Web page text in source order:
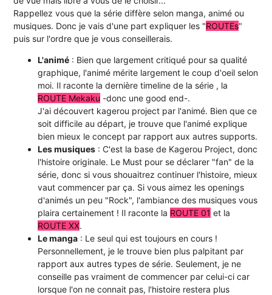
Rappellez vous que la série diffère selon manga, animé ou
musiques. Donc je vais d'une part expliquer les "ROUTEs"
puis sur l'ordre que je vous conseillerais.
L'animé : Bien que largement critiqué pour sa qualité
graphique, l'animé mérite largement le coup d'oeil selon
moi. Il raconte la dernière timeline de la série , la
ROUTE Mekaku -donc une good end-.
J'ai découvert kagerou project par l'animé. Bien que ce
soit difficile au départ, je trouve que l'animé explique
bien mieux le concept par rapport aux autres supports.
Les musiques : C'est la base de Kagerou Project, donc
l'histoire originale. Le Must pour se déclarer "fan" de la
série, donc si vous shouaitrez continuer l'histoire, mieux
vaut commencer par ça. Si vous aimez les openings
d'animés un peu "Rock", l'ambiance des musiques vous
plaira certainement ! Il raconte la ROUTE 01 et la
ROUTE XX.
Le manga : Le seul qui est toujours en cours !
Personnellement, je le trouve bien plus palpitant par
rapport aux autres types de série. Seulement, je ne
conseille pas vraiment de commencer par celui-ci car
lorsque l'on ne connait pas, l'histoire restera plus